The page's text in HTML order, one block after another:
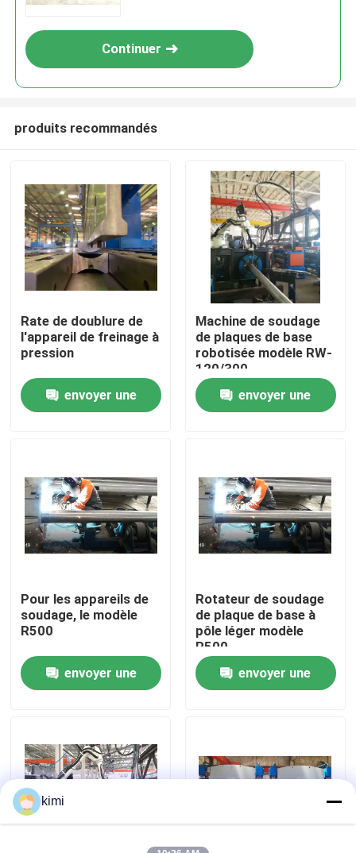
Accueil
À propos de nous
Visite de l'usine
Contrôle de qualité
Nouvelles
Cas
Demander un devis
frein de presse hydraulique de commande numérique
Continuer
produits recommandés
Rate de doublure de
l'appareil de freinage à
pression
envoyer une
Machine de soudage
de plaques de base
robotisée modèle RW-
120/300
envoyer une
Pour les appareils de
soudage, le modèle
R500
envoyer une
Rotateur de soudage
de plaque de base à
pôle léger modèle
R500
envoyer une
kimi